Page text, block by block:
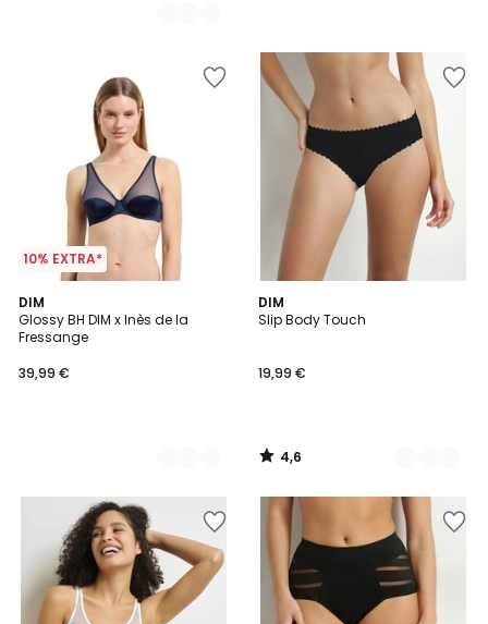
10% EXTRA*
DIM
Glossy BH DIM x Inès de la
Fressange
39,99 €
2
Farben
DIM
Slip Body Touch
19,99 €
4,6
/ 5
3
Farben
4,6
/